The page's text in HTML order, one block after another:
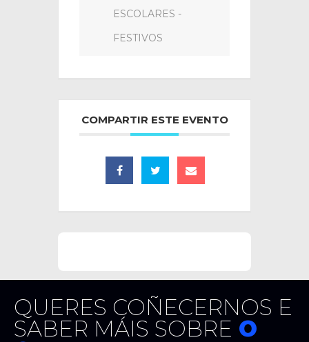
ESCOLARES -
FESTIVOS
COMPARTIR ESTE EVENTO
QUERES COÑECERNOS E
SABER MÁIS SOBRE O